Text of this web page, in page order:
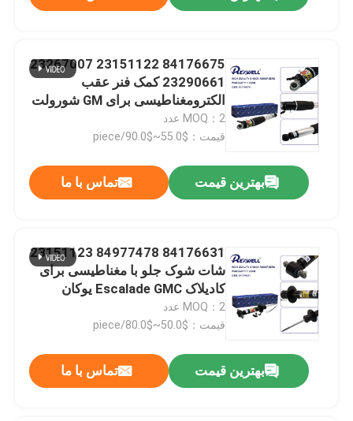
محصولات
ویدیو
درباره ما
84176675 23151122 23267007
23290661 کمک فنر عقب
الکترومغناطیسی برای GM شورولت
چوی
MOQ：2 عدد
قیمت：$55.0~$90.0/piece
بهترین قیمت تماس با ما
84176631 84977478 23151123
شات شوک جلو با مغناطیسی برای
کادیلاک Escalade GMC یوکان
شورولت تاهو شهری
MOQ：2 عدد
قیمت：$50.0~$80.0/piece
بهترین قیمت تماس با ما